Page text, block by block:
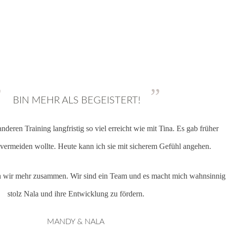
BIN MEHR ALS BEGEISTERT! ”
Training langfristig so viel erreicht wie mit Tina. Es gab früher
wollte. Heute kann ich sie mit sicherem Gefühl angehen.
mehr zusammen. Wir sind ein Team und es macht mich wahnsinnig
stolz Nala und ihre Entwicklung zu fördern.
MANDY & NALA